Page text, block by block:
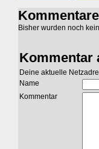
Kommentare
Bisher wurden noch
Kommentar
Deine aktuelle
Name
Kommentar